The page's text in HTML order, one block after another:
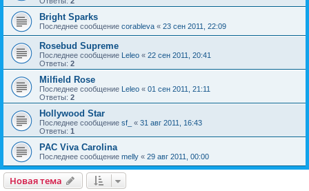
Bright Sparks
Последнее сообщение corableva « 23 сен 2011, 22:09
Rosebud Supreme
Последнее сообщение Leleo « 22 сен 2011, 20:41
Ответы: 2
Milfield Rose
Последнее сообщение Leleo « 01 сен 2011, 21:11
Ответы: 2
Hollywood Star
Последнее сообщение sf_ « 31 авг 2011, 16:43
Ответы: 1
PAC Viva Carolina
Последнее сообщение melly « 29 авг 2011, 00:00
Новая тема